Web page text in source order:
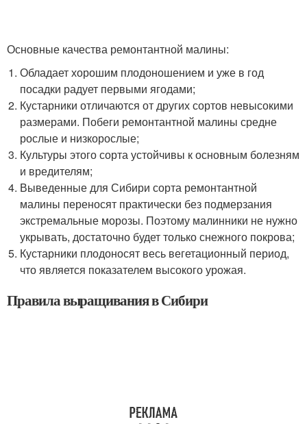
Основные качества ремонтантной малины:
Обладает хорошим плодоношением и уже в год
посадки радует первыми ягодами;
Кустарники отличаются от других сортов невысокими
размерами. Побеги ремонтантной малины средне
рослые и низкорослые;
Культуры этого сорта устойчивы к основным болезням
и вредителям;
Выведенные для Сибири сорта ремонтантной
малины переносят практически без подмерзания
экстремальные морозы. Поэтому малинники не нужно
укрывать, достаточно будет только снежного покрова;
Кустарники плодоносят весь вегетационный период,
что является показателем высокого урожая.
Правила выращивания в Сибири